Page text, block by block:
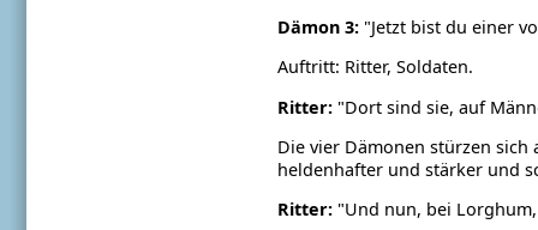
Dämon 3:"Jetzt bist du einer
Auftritt: Ritter, Soldaten.
Ritter:"Dort sind sie, auf
Die vier Dämonen stürzen
heldenhafter und stärker und
Ritter:"Und nun, bei